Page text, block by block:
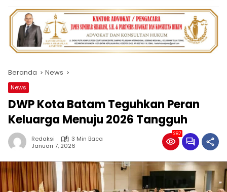
Beranda News
News
DWP Kota Batam Teguhkan Peran
Keluarga Menuju 2026 Tangguh
Redaksi
3 Min Baca
Januari 7, 2026
287